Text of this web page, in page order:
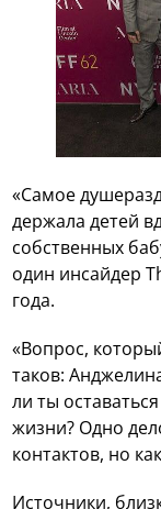
«Самое
держала детей
собственных
один инсайдер
года.
«Вопрос,
таков:
ли ты
жизни? Одно
контактов, но
Источники,